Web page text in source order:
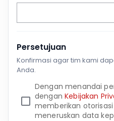
Persetujuan
Konfirmasi agar tim kami
Anda.
Dengan menandai
denganKebijakan
memberikan
meneruskan data